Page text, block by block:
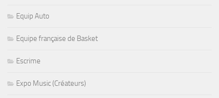
Equip Auto
Equipe française de Basket
Escrime
Expo Music (Créateurs)